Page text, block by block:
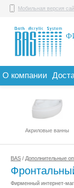
Мобильная версия
О компании
Акриловые ванны
BAS / Дополнительные
Фирменный интернет-